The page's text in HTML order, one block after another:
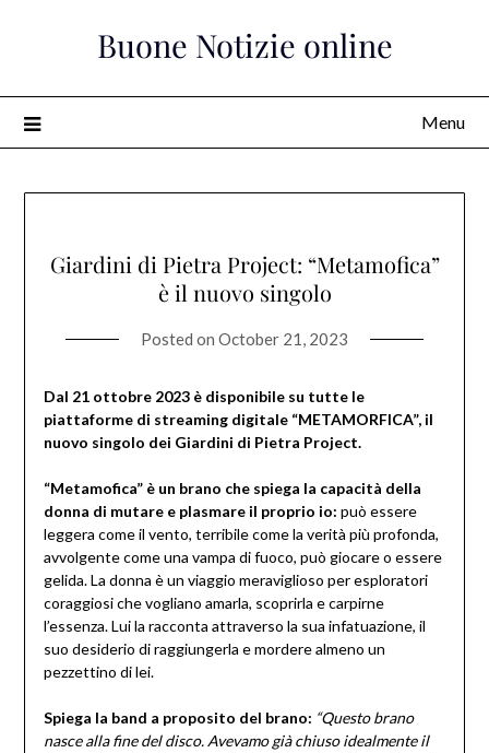
Buone Notizie online
Menu
Giardini di Pietra Project: “Metamofica”
è il nuovo singolo
Posted on October 21, 2023
Dal 21 ottobre 2023 è disponibile su tutte le
piattaforme di streaming digitale “METAMORFICA”, il
nuovo singolo dei Giardini di Pietra Project.
“Metamofica” è un brano che spiega la capacità della
donna di mutare e plasmare il proprio io: può essere
leggera come il vento, terribile come la verità più profonda,
avvolgente come una vampa di fuoco, può giocare o essere
gelida. La donna è un viaggio meraviglioso per esploratori
coraggiosi che vogliano amarla, scoprirla e carpirne
l’essenza. Lui la racconta attraverso la sua infatuazione, il
suo desiderio di raggiungerla e mordere almeno un
pezzettino di lei.
Spiega la band a proposito del brano: “Questo brano
nasce alla fine del disco. Avevamo già chiuso idealmente il